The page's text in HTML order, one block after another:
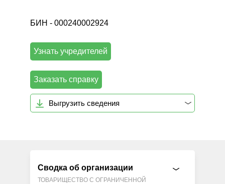
БИН - 000240002924
Узнать учредителей
Заказать справку
Выгрузить сведения
Сводка об организации
ТОВАРИЩЕСТВО С ОГРАНИЧЕННОЙ